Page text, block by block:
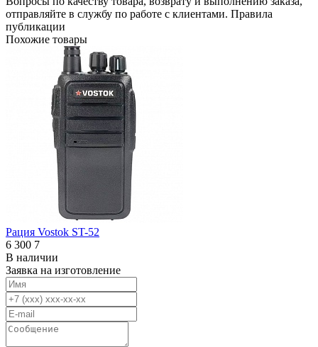
отправляйте в службу по работе с клиентами. Правила
публикации
Похожие товары
Рация Vostok ST-52
6 300 7
В наличии
Заявка на изготовление